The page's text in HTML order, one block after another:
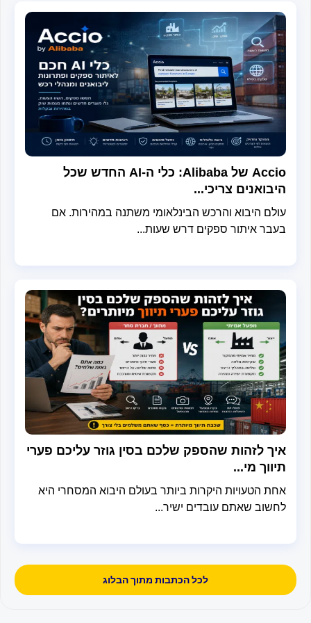
Accio של Alibaba: כלי ה-AI החדש שכל
צריכי...
היבוא והרכש הבינלאומי משתנה במהירות. אם
איתור ספקים דרש שעות...
לזהות שהספק שלכם בסין גוזר עליכם פערי
מי...
הטעויות היקרות ביותר בעולם היבוא המסחרי היא
שאתם עובדים ישיר...
לכל הכתבות מתוך הבלוג